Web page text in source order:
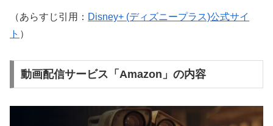
（あらすじ引用： Disney+ (ディズニープラス)公式サイ
ト ）
動画配信サービス「Amazon」の内容